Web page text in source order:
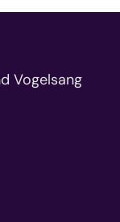
Vogelsang